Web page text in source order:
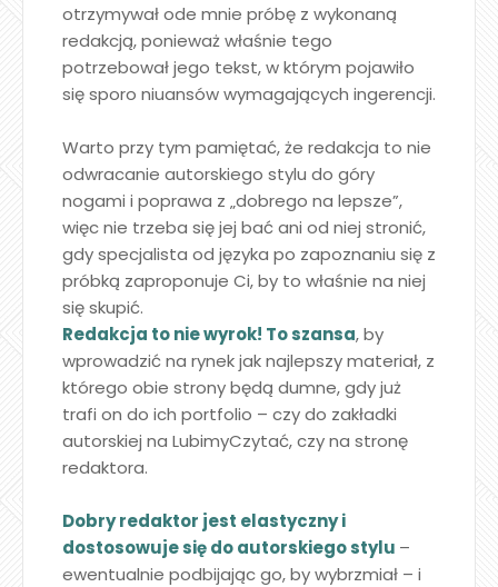
otrzymywał ode mnie próbę z wykonaną
redakcją, ponieważ właśnie tego
potrzebował jego tekst, w którym pojawiło
się sporo niuansów wymagających ingerencji.
Warto przy tym pamiętać, że redakcja to nie
odwracanie autorskiego stylu do góry
nogami i poprawa z „dobrego na lepsze”,
więc nie trzeba się jej bać ani od niej stronić,
gdy specjalista od języka po zapoznaniu się z
próbką zaproponuje Ci, by to właśnie na niej
się skupić.
Redakcja to nie wyrok! To szansa, by
wprowadzić na rynek jak najlepszy materiał, z
którego obie strony będą dumne, gdy już
trafi on do ich portfolio – czy do zakładki
autorskiej na LubimyCzytać, czy na stronę
redaktora.
Dobry redaktor jest elastyczny i
dostosowuje się do autorskiego stylu –
ewentualnie podbijając go, by wybrzmiał – i